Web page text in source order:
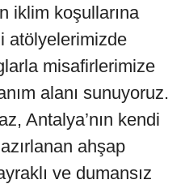
iklim koşullarına
atölyelerimizde
misafirlerimize
alanı sunuyoruz.
Antalya’nın kendi
ahşap
ve dumansız